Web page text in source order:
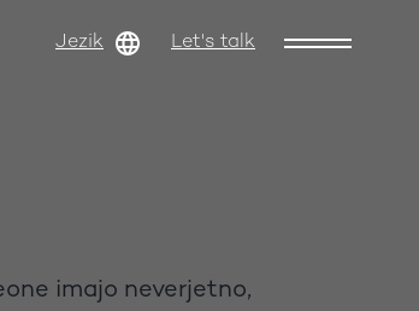
Jezik Let's talk
imajo neverjetno,